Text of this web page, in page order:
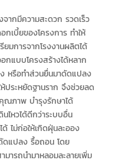
จากมีความสะดวก รวดเร็ว
เบี้ยของโครงการ ทำให้
ยมการจากโรงงานผลิตได้
แบบโครงสร้างได้หลาก
หรือทำส่วนยื่นมาดัดแปลง
ประหยัดฐานราก จึงช่วยลด
ณภาพ บำรุงรักษาได้
ไหวได้ดีกว่าระบบอื่น
ไม่ก่อให้เกิดฝุ่นละออง
ดแปลง รื้อถอน โดย
มารถนำมาหลอมละลายเพิ่ม